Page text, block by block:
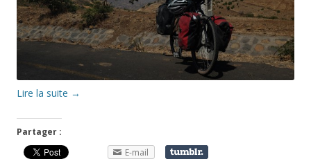
Lire la suite →
Partager :
E-mail